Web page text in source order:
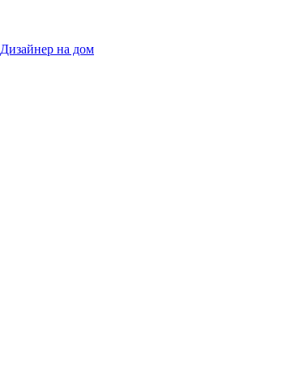
Дизайнер на дом